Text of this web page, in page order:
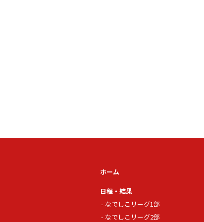
ホーム
日程・結果
なでしこリーグ1部
なでしこリーグ2部